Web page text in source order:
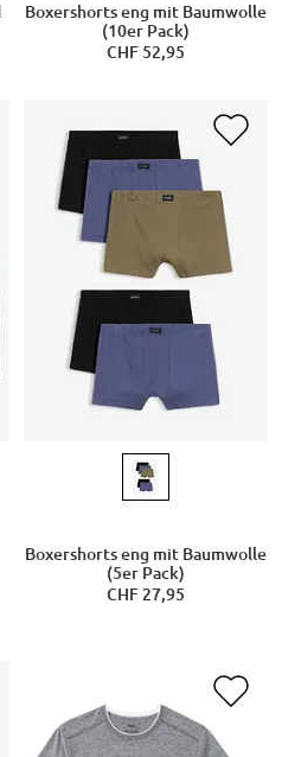
Boxershorts eng mit Baumwolle
(10er Pack)
CHF 52,95
Boxershorts eng mit Baumwolle
(5er Pack)
CHF 27,95